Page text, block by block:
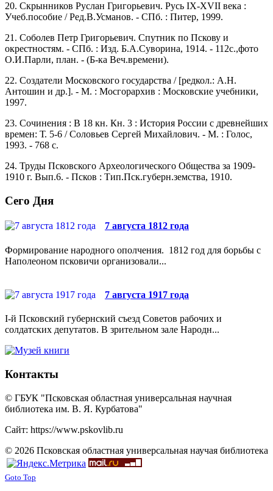
20. Скрынников Руслан Григорьевич. Русь IX-XVII века :
Учеб.пособие / Ред.В.Усманов. - СПб. : Питер, 1999.
21. Соболев Петр Григорьевич. Спутник по Пскову и
окрестностям. - СПб. : Изд. Б.А.Суворина, 1914. - 112с.,фото
О.И.Парли, план. - (Б-ка Веч.времени).
22. Создатели Московского государства / [редкол.: А.Н.
Антошин и др.]. - М. : Мосгорархив : Московские учебники,
1997.
23. Сочинения : В 18 кн. Кн. 3 : История России с древнейших
времен: Т. 5-6 / Соловьев Сергей Михайлович. - М. : Голос,
1993. - 768 с.
24. Труды Псковского Археологического Общества за 1909-
1910 г. Вып.6. - Псков : Тип.Пск.губерн.земства, 1910.
Сего Дня
7 августа 1812 года
Формирование народного ополчения. 1812 год для борьбы с
Наполеоном псковичи организовали...
7 августа 1917 года
I-й Псковский губернский съезд Советов рабочих и
солдатских депутатов. В зрительном зале Народн...
Контакты
© ГБУК "Псковская областная универсальная научная
библиотека им. В. Я. Курбатова"
Сайт: https://www.pskovlib.ru
© 2026 Псковская областная универсальная научая библиотека
Goto Top